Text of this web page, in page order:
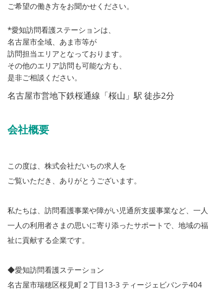
ご希望の働き方をお聞かせください。
*愛知訪問看護ステーションは、
名古屋市全域、あま市等が
訪問担当エリアとなっております。
その他のエリア訪問も可能な方も、
是非ご相談ください。
名古屋市営地下鉄桜通線「桜山」駅 徒歩2分
会社概要
この度は、株式会社だいちの求人を
ご覧いただき、ありがとうございます。
私たちは、訪問看護事業や障がい児通所支援事業など、一人
一人の利用者さまの思いに寄り添ったサポートで、地域の福
祉に貢献する企業です。
◆愛知訪問看護ステーション
名古屋市瑞穂区桜見町２丁目13-3 ティージェビバンテ404